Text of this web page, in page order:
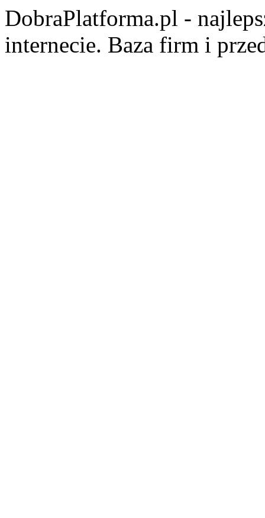
DobraPlatforma.pl -
internecie. Baza firm i